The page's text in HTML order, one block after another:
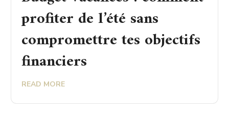
profiter de l’été sans
compromettre tes objectifs
financiers
READ MORE